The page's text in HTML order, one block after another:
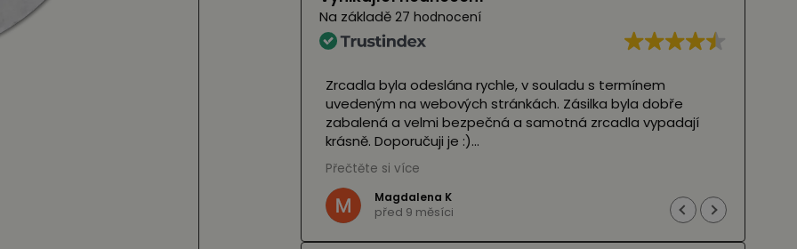
Na základě 27 hodnocení
Zrcadla byla odeslána rychle, v souladu s termínem
uvedeným na webových stránkách. Zásilka byla dobře
zabalená a velmi bezpečná a samotná zrcadla vypadají
krásně. Doporučuji je :)
(Přeloženo Google,
Přečtěte si více
Magdalena K
před 9 měsíci